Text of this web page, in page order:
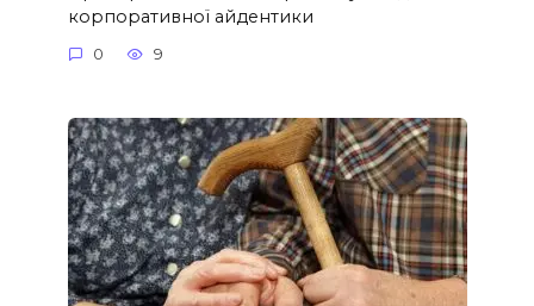
корпоративної айдентики
0 9